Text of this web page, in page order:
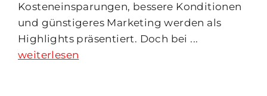
Kosteneinsparungen, bessere Konditionen
und günstigeres Marketing werden als
Highlights präsentiert. Doch bei ...
weiterlesen